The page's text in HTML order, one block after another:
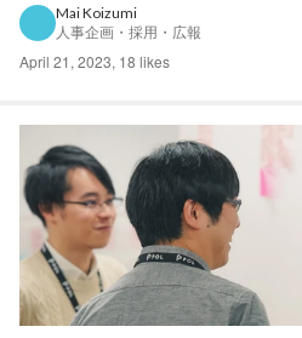
ていただきました！その他にも、今回
テックリードチャレンジについてもお聞
Mai Koizumi
人事企画・採用・広報
April 21, 2023, 18 likes